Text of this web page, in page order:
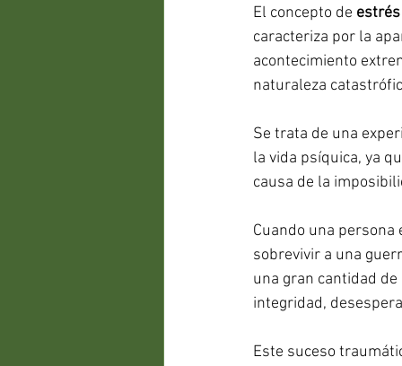
El concepto de
caracteriza por la
acontecimiento
naturaleza
Se trata de una
la vida psíquica, ya
causa de la
Cuando una persona
sobrevivir a una
una gran cantidad
integridad,
Este suceso